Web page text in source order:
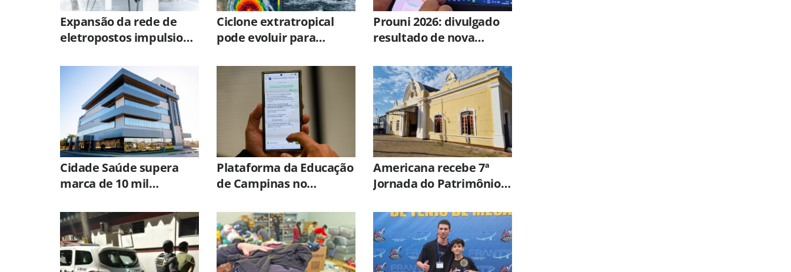
Expansão da rede de
eletropostos impulsiona
elétricos no Brasil
Ciclone extratropical
pode evoluir para
aumenta risco de
temporais no Sul
Prouni 2026: divulgado
resultado de nova
semestre
Cidade Saúde supera
marca de 10 mil
procedimentos no
primeiro mês de
funcionamento em
Santa Bárbara
Plataforma da Educação
de Campinas no
atendimentos
Americana recebe 7ª
Jornada do Patrimônio
em espaços históricos